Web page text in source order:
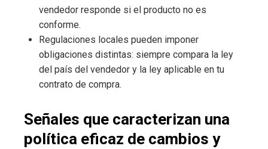
vendedor responde si el producto no es
conforme.
Regulaciones locales pueden imponer
obligaciones distintas: siempre compara la ley
del país del vendedor y la ley aplicable en tu
contrato de compra.
Señales que caracterizan una
política eficaz de cambios y